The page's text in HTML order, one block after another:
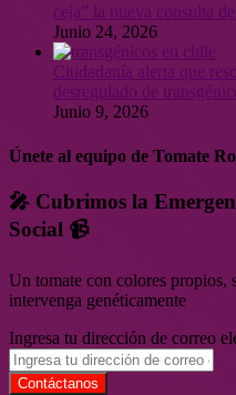
ceja” la nueva consulta
Junio 24, 2026
Ciudadanía alerta que
desregulado de
Junio 9, 2026
Únete al equipo de Tomate
🎤 Cubrimos la
Social 📹
Un tomate con colores propios,
intervenga genéticamente
Ingresa tu dirección de correo